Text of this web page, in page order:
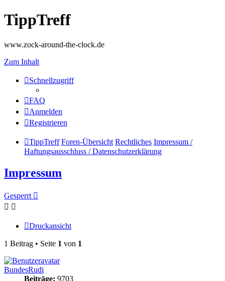
TippTreff
www.zock-around-the-clock.de
Zum Inhalt
Schnellzugriff
FAQ
Anmelden
Registrieren
TippTreff Foren-Übersicht Rechtliches Impressum /
Haftungsausschluss / Datenschutzerklärung
Impressum
Gesperrt
Druckansicht
1 Beitrag • Seite 1 von 1
BundesRudi
Beiträge: 9703